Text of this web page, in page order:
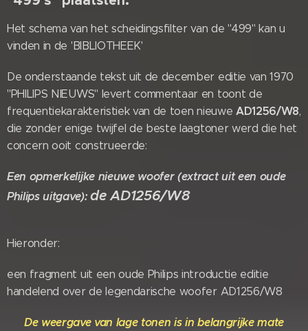
Het schema van het scheidingsfilter van de "499" kan u
vinden in de 'BIBLIOTHEEK'
De onderstaande tekst uit de december editie van 1970
"PHILIPS NIEUWS" levert commentaar en toont de
frequentiekarakteristiek van de toen nieuwe AD1256/W8,
die zonder enige twijfel de beste laagtoner werd die het
concern ooit construeerde:
Een opmerkelijke nieuwe woofer (extract uit een oude
Philips uitgave):de AD1256/W8
Hieronder:
een fragment uit een oude Philips introductie editie
handelend over de legendarische woofer AD1256/W8
De weergave van lage tonen is inbelangrijke mate